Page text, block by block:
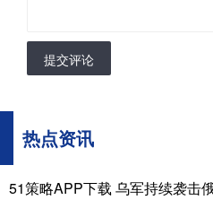
提交评论
热点资讯
51策略APP下载 乌军持续袭击